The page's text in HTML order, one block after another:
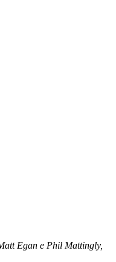
Egan e Phil Mattingly,